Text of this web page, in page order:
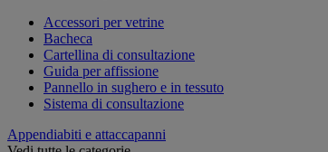
Accessori per vetrine
Bacheca
Cartellina di consultazione
Guida per affissione
Pannello in sughero e in tessuto
Sistema di consultazione
Appendiabiti e attaccapanni